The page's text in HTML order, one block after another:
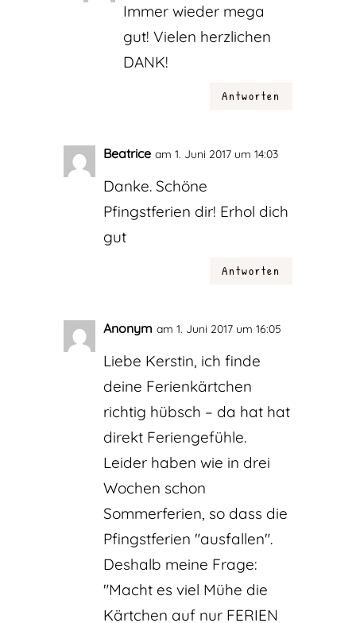
Immer wieder mega
gut! Vielen herzlichen
DANK!
Antworten
Beatrice am 1. Juni 2017 um 14:03
Danke. Schöne
Pfingstferien dir! Erhol dich
gut
Antworten
Anonym am 1. Juni 2017 um 16:05
Liebe Kerstin, ich finde
deine Ferienkärtchen
richtig hübsch – da hat hat
direkt Feriengefühle.
Leider haben wie in drei
Wochen schon
Sommerferien, so dass die
Pfingstferien "ausfallen".
Deshalb meine Frage:
"Macht es viel Mühe die
Kärtchen auf nur FERIEN